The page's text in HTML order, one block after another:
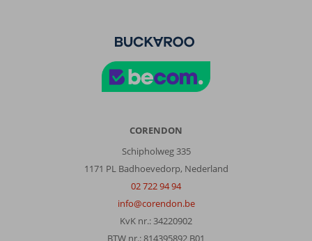
CORENDON
Schipholweg 335
1171 PL Badhoevedorp, Nederland
02 722 94 94
info@corendon.be
KvK nr.: 34220902
BTW nr.: 814395892 B01